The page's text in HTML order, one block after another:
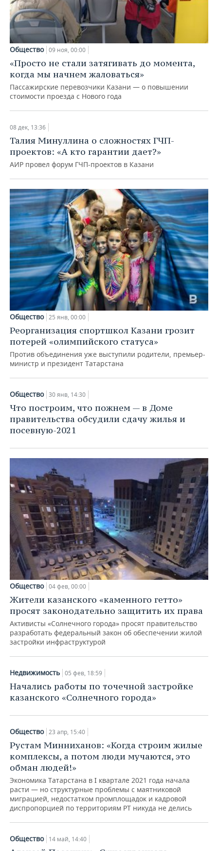
Общество 09 ноя, 00:00
«Просто не стали затягивать до момента,
когда мы начнем жаловаться»
Пассажирские перевозчики Казани — о повышении
стоимости проезда с Нового года
08 дек, 13:36
Талия Минуллина о сложностях ГЧП-
проектов: «А кто гарантии дает?»
АИР провел форум ГЧП-проектов в Казани
Общество 25 янв, 00:00
Реорганизация спортшкол Казани грозит
потерей «олимпийского статуса»
Против объединения уже выступили родители, премьер-
министр и президент Татарстана
Общество 30 янв, 14:30
Что построим, что пожнем — в Доме
правительства обсудили сдачу жилья и
посевную-2021
Общество 04 фев, 00:00
Жители казанского «каменного гетто»
просят законодательно защитить их права
Активисты «Солнечного города» просят правительство
разработать федеральный закон об обеспечении жилой
застройки инфраструктурой
Недвижимость 05 фев, 18:59
Начались работы по точечной застройке
казанского «Солнечного города»
Общество 23 апр, 15:40
Рустам Минниханов: «Когда строим жилые
комплексы, а потом люди мучаются, это
обман людей!»
Экономика Татарстана в I квартале 2021 года начала
расти — но структурные проблемы с маятниковой
миграцией, недостатком промплощадок и кадровой
диспропорцией по территориям РТ никуда не делись
Общество 14 май, 14:40